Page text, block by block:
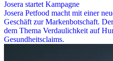
Josera startet Kampagne
Josera Petfood macht mit einer
Geschäft zur Markenbotschaft.
dem Thema Verdaulichkeit auf
Gesundheitsclaims.